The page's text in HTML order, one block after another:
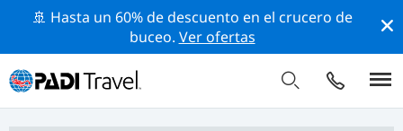
🚢 Hasta un 60% de descuento en el crucero de
buceo. Ver ofertas